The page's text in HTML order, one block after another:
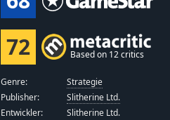
72
Based on 12 critics
Genre:
Strategie
Publisher:
Slitherine Ltd.
Entwickler:
Slitherine Ltd.